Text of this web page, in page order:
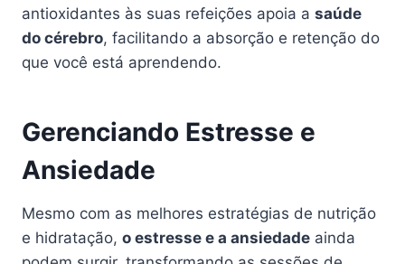
antioxidantes às suas refeições apoia a saúde
do cérebro, facilitando a absorção e retenção do
que você está aprendendo.
Gerenciando Estresse e
Ansiedade
Mesmo com as melhores estratégias de nutrição
e hidratação, o estresse e a ansiedade ainda